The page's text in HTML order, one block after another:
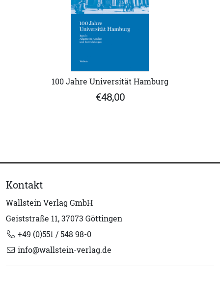
100 Jahre Universität Hamburg
€48,00
Kontakt
Wallstein Verlag GmbH
Geiststraße 11, 37073 Göttingen
+49 (0)551 / 548 98-0
info@wallstein-verlag.de